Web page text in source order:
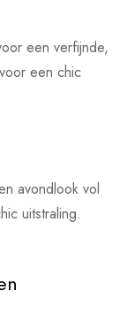
een verfijnde,
een chic
avondlook vol
uitstraling.